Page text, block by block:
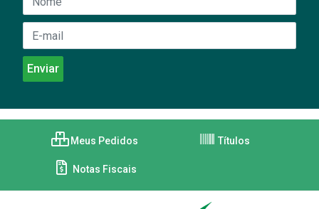
Meus Pedidos Títulos
Notas Fiscais